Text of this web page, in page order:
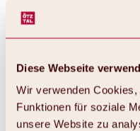
Diese Webseite
Wir verwenden
Funktionen für soziale
unsere Website zu